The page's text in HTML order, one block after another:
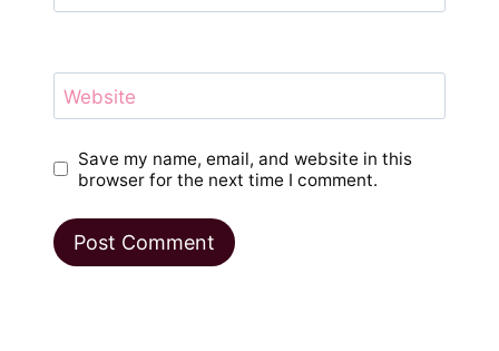
Website
Save my name, email, and website in this
browser for the next time I comment.